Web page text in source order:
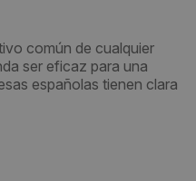
común de cualquier
ser eficaz para una
españolas tienen clara